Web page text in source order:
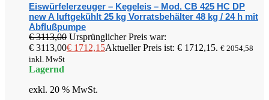
Eiswürfelerzeuger – Kegeleis – Mod. CB 425 HC DP
new A luftgekühlt 25 kg Vorratsbehälter 48 kg / 24 h mit
Abflußpumpe
€3113,00 Ursprünglicher Preis war:
€ 3113,00€ 1712,15Aktueller Preis ist: € 1712,15. € 2054,58
inkl. MwSt
Lagernd
exkl. 20 % MwSt.